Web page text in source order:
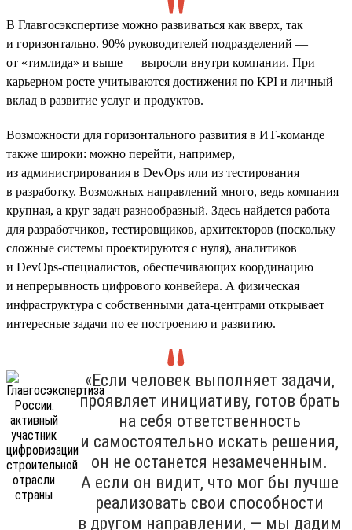
В Главгосэкспертизе можно развиваться как вверх, так
и горизонтально. 90% руководителей подразделений —
от «тимлида» и выше — выросли внутри компании. При
карьерном росте учитываются достижения по KPI и личный
вклад в развитие услуг и продуктов.
Возможности для горизонтального развития в ИТ-команде
также широки: можно перейти, например,
из администрирования в DevOps или из тестирования
в разработку. Возможных направлений много, ведь компания
крупная, а круг задач разнообразный. Здесь найдется работа
для разработчиков, тестировщиков, архитекторов (поскольку
сложные системы проектируются с нуля), аналитиков
и DevOps-специалистов, обеспечивающих координацию
и непрерывность цифрового конвейера. А физическая
инфраструктура с собственными дата-центрами открывает
интересные задачи по ее построению и развитию.
«Если человек выполняет задачи,
проявляет инициативу, готов брать
на себя ответственность
и самостоятельно искать решения,
он не останется незамеченным.
А если он видит, что мог бы лучше
реализовать свои способности
в другом направлении, — мы дадим